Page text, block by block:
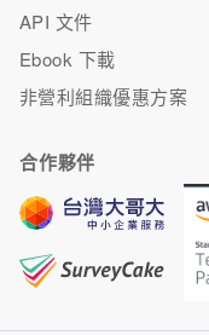
API 文件
Ebook 下載
非營利組織優惠方案
合作夥伴